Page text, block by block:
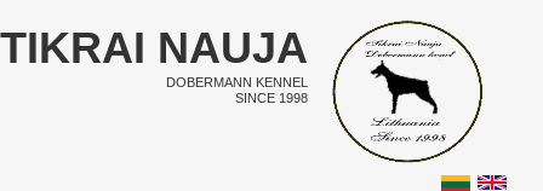
Skip to main content
TIKRAI NAUJA
DOBERMANN KENNEL
SINCE 1998